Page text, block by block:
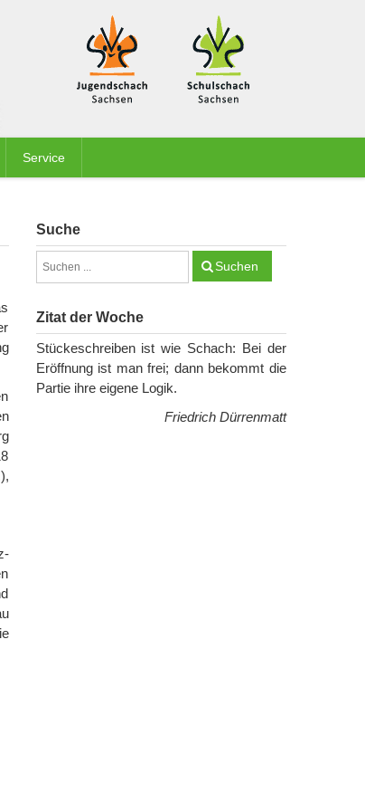
Service
Suche
Suchen
Zitat der Woche
Stückeschreiben ist wie Schach: Bei der
Eröffnung ist man frei; dann bekommt die
Partie ihre eigene Logik.
Friedrich Dürrenmatt